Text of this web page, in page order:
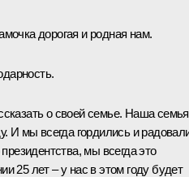
дорогая и родная нам.
о своей семье. Наша семья
И мы всегда гордились и
мы всегда это
25 лет – у нас в этом году будет